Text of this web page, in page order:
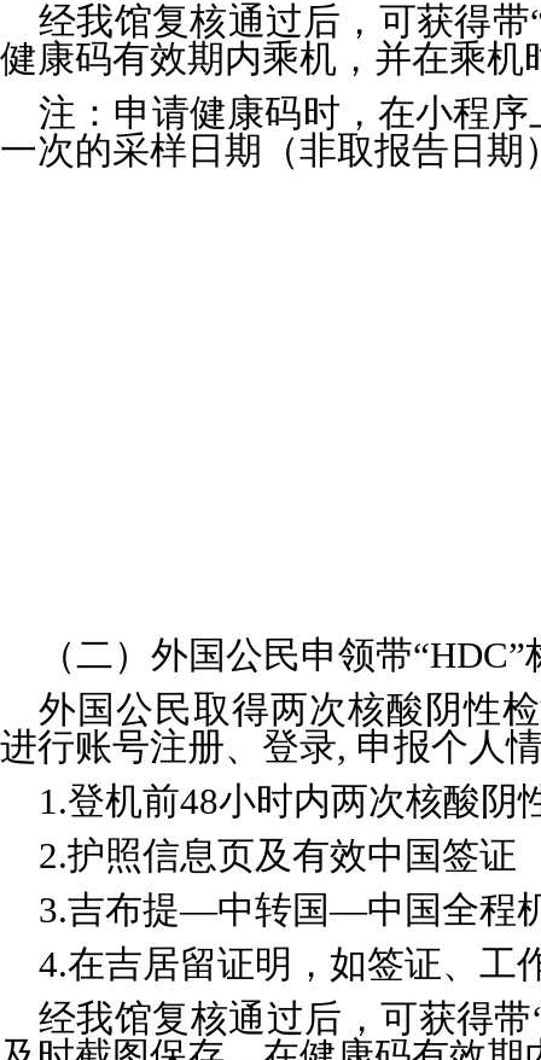
经我馆复核通过后，可获得
健康码有效期内乘机，并在乘机
注：申请健康码时，在小程
一次的采样日期（非取报告日期
（二）外国公民申领带
外国公民取得两次核酸阴性
进行账号注册、登录, 申报个人
1.登机前48小时内两次核酸阴
2.护照信息页及有效中国签证
3.吉布提—中转国—中国全
4.在吉居留证明，如签证、工
经我馆复核通过后，可获得